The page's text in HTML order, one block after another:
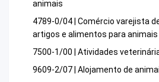
animais
4789-0/04 | Comércio varejista
artigos e alimentos para
7500-1/00 | Atividades
9609-2/07 | Alojamento de